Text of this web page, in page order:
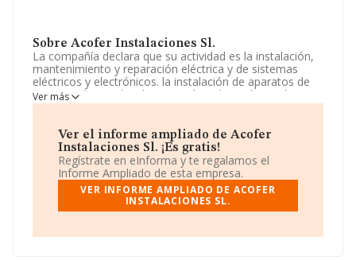
Sobre Acofer Instalaciones Sl.
La compañía declara que su actividad es la instalación,
mantenimiento y reparación eléctrica y de sistemas
eléctricos y electrónicos. la instalación de aparatos de
aire acondicionado, climatización y derivados, así como
cualquier otro trabajo inherente a la colocación de
previos y posteri. La empresa está registrada como
Sociedad Limitada. Tiene CNAE: 4321 - 'Instalaciones
eléctricas'. La sociedad no tiene actividad en mercados
exteriores.
La sociedad españolaAcofer Instalaciones S.L
B21625934, está situada en Calle Padre Pascual núm.
Islas Baleares.
Ver más
Ver el informe ampliado de Acofer
Instalaciones Sl. ¡Es gratis!
Regístrate en eInforma y te regalamos el
Informe Ampliado de esta empresa.
VER INFORME AMPLIADO DE ACOFER
INSTALACIONES SL.